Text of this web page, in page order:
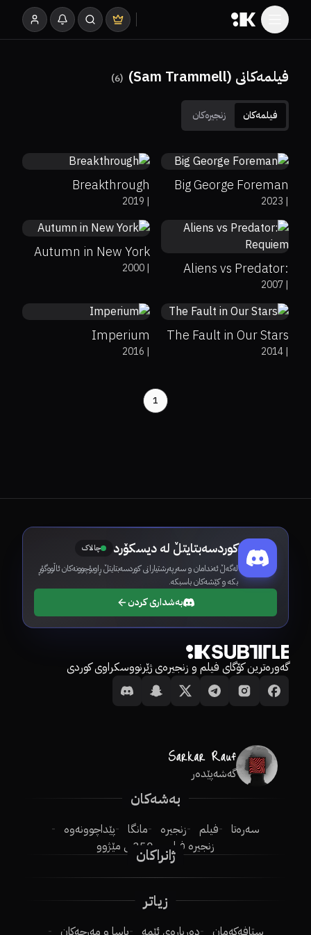
فیلمەکانی (Sam Trammell) (
6
)
فیلمەکان زنجیرەکان 6.6
45%
Big George Foreman
|
2023
Breakthrough
|
2019 4.7
Aliens vs Predator:
Requiem|
2007
5.7
19%
24%
Autumn in New York
|
2000 7.7
81%
69%
The Fault in Our Stars
|
2014
6.5
Imperium
|
2016
1
کوردسەبتایتڵ لە دیسکۆرد چالاک
لەگەڵ ئەندامان و سەرپەرشتیارانی کوردسەبتایتڵ ڕاوبۆچوونەکان ئاڵووگۆڕ
بکە و کێشەکان باسبکە.
بەشداری کردن
گەورەترین کۆگای فیلم و زنجیرەی ژێرنووسکراوی کوردی
گەشەپێدەر
بەشەکان
سەرەتا فیلم زنجیرە مانگا
پێداچوونەوە
زنجیرە فیلم
250ـی مێژوو
ژانراکان
زیاتر
ستافەکەمان دەربارەی ئێمە یاسا و مەرجەکان